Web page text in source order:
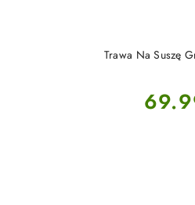
Trawa Na Suszę
Cena: